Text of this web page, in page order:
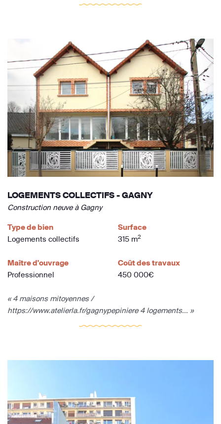
LOGEMENTS COLLECTIFS - GAGNY
Construction neuve à Gagny
Type de bien
Logements collectifs
Surface
315 m2
Maître d'ouvrage
Professionnel
Coût des travaux
450 000€
« 4 maisons mitoyennes /
https://www.atelierla.fr/gagnypepiniere 4 logements... »